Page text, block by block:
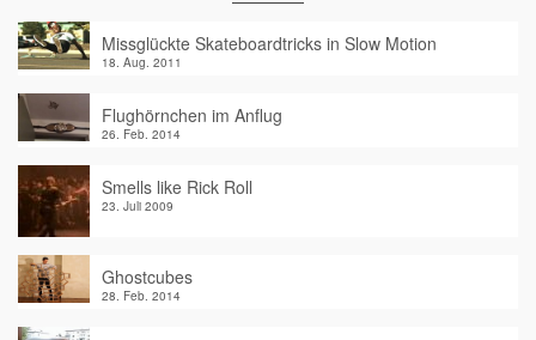
Missglückte Skateboardtricks in Slow Motion
18. Aug. 2011
Flughörnchen im Anflug
26. Feb. 2014
Smells like Rick Roll
23. Juli 2009
Ghostcubes
28. Feb. 2014